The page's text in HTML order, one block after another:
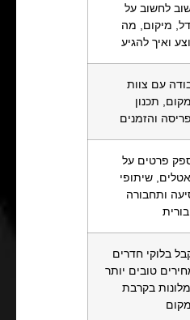
לחשוב על
מיקום, מה
ואיך להגיע
עם צוות
תכנון
והזמנים
פרטים על
שיתופי
ותחבורה
בלוקי חדרים
טובים יותר
בקרבת